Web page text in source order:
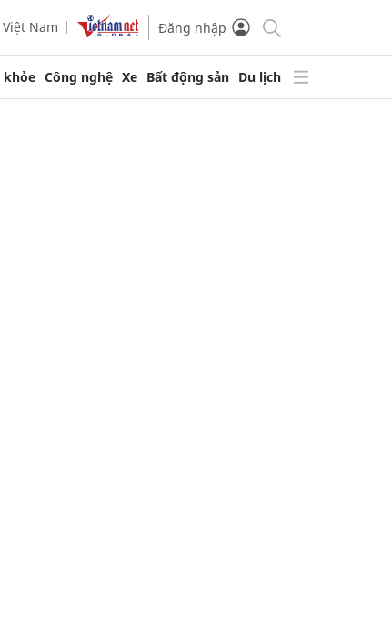
Nam Đăng nhập
khỏe Công nghệ Xe Bất động sản Du lịch